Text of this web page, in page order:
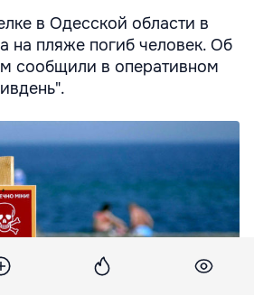
в Одесской области в
на пляже погиб человек. Об
сообщили в оперативном